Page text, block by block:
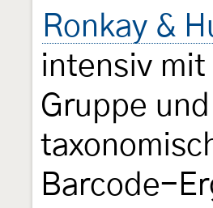
Ronkay &
intensiv
Gruppe
Barcode-